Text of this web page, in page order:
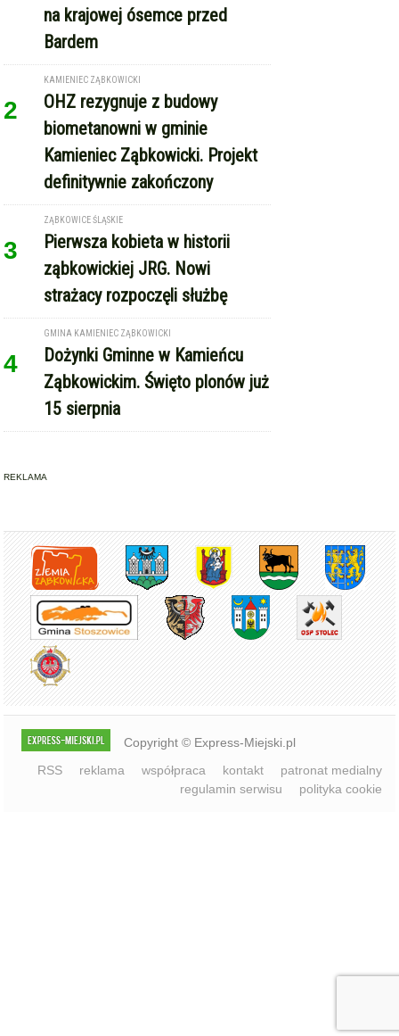
na krajowej ósemce przed
Bardem
2
KAMIENIEC ZĄBKOWICKI
OHZ rezygnuje z budowy
biometanowni w gminie
Kamieniec Ząbkowicki. Projekt
definitywnie zakończony
3
ZĄBKOWICE ŚLĄSKIE
Pierwsza kobieta w historii
ząbkowickiej JRG. Nowi
strażacy rozpoczęli służbę
4
GMINA KAMIENIEC ZĄBKOWICKI
Dożynki Gminne w Kamieńcu
Ząbkowickim. Święto plonów już
15 sierpnia
REKLAMA
Copyright © Express-Miejski.pl
RSS
reklama współpraca kontakt
patronat medialny
regulamin serwisu
polityka cookie